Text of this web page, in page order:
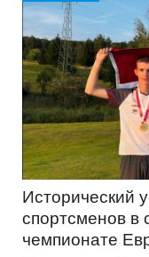
Исторический
спортсменов в
чемпионате